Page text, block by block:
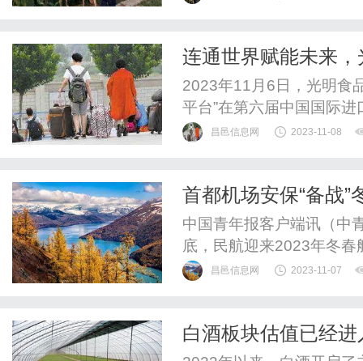
以根据需要的用量来研磨
连通世界赋能未来
2023年11月6日，光明食
平台”在第六届中国国际
品集团旗下的百年乳企，
态农业与食品安全论坛在
昌邑信息网 2023-11-08
首都机场安保“备战”
中国青年报客户端讯（中
底，民航迎来2023年冬春
昌邑信息网 2023-11-07
白酒板块估值已经